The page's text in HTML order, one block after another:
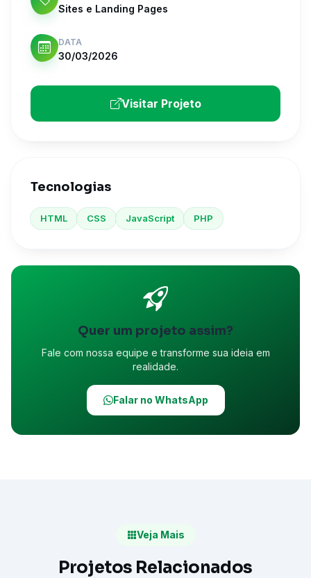
Sites e Landing Pages
DATA
30/03/2026
Visitar Projeto
Tecnologias
HTML CSS JavaScript PHP
Quer um projeto assim?
Fale com nossa equipe e transforme sua ideia em
realidade.
Falar no WhatsApp
Veja Mais
Projetos Relacionados